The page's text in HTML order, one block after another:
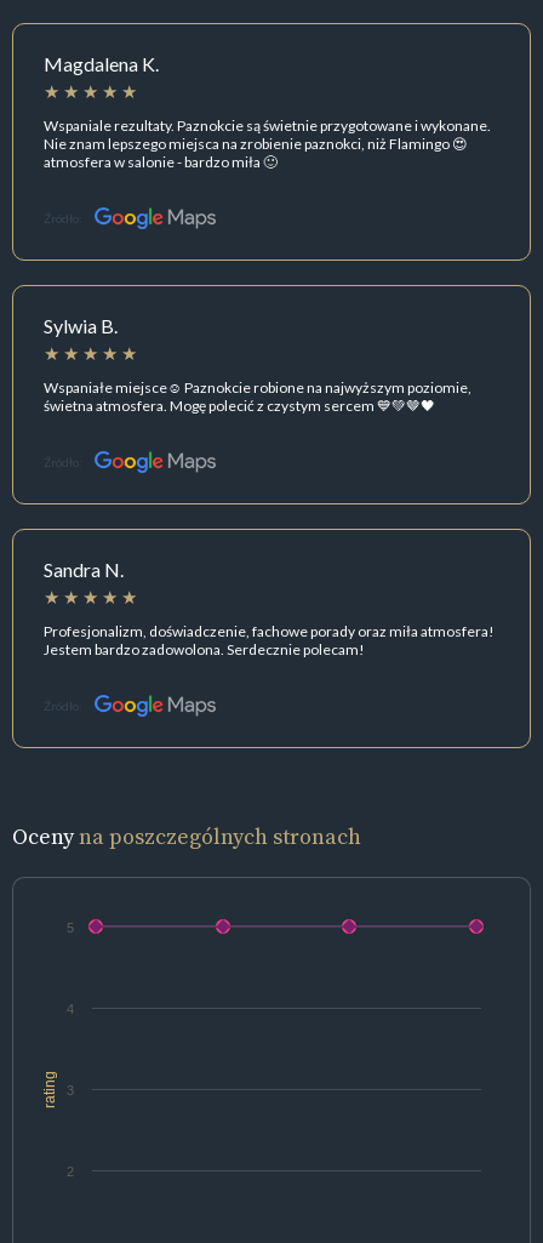
Magdalena K.
Wspaniale rezultaty. Paznokcie są świetnie przygotowane i wykonane.
Nie znam lepszego miejsca na zrobienie paznokci, niż Flamingo 😍
atmosfera w salonie - bardzo miła 🙂
Źródło:
Sylwia B.
Wspaniałe miejsce☺ Paznokcie robione na najwyższym poziomie,
świetna atmosfera. Mogę polecić z czystym sercem 💙💚🤎🖤
Źródło:
Sandra N.
Profesjonalizm, doświadczenie, fachowe porady oraz miła atmosfera!
Jestem bardzo zadowolona. Serdecznie polecam!
Źródło:
Ocenyna poszczególnych stronach
rating
2
3
4
5